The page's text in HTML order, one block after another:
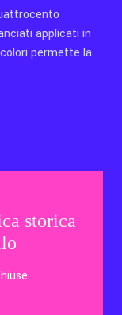
applicati in
permette la
storica